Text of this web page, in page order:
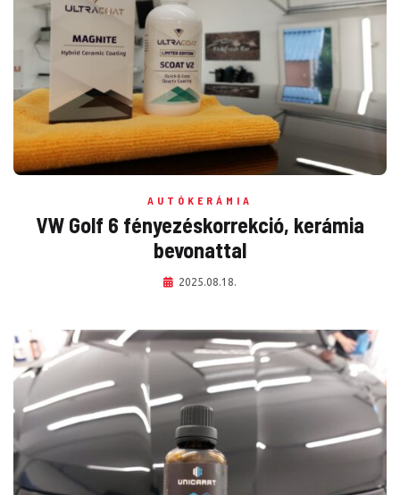
AUTÓKERÁMIA
VW Golf 6 fényezéskorrekció, kerámia
bevonattal
2025.08.18.